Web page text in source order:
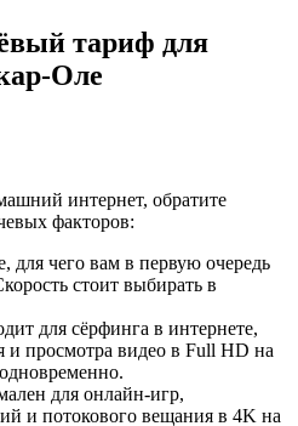
тариф для
Оле
интернет, обратите
факторов:
для чего вам в первую очередь
стоит выбирать в
для сёрфинга в интернете,
и просмотра видео в Full HD на
для онлайн-игр,
и потокового вещания в 4K на